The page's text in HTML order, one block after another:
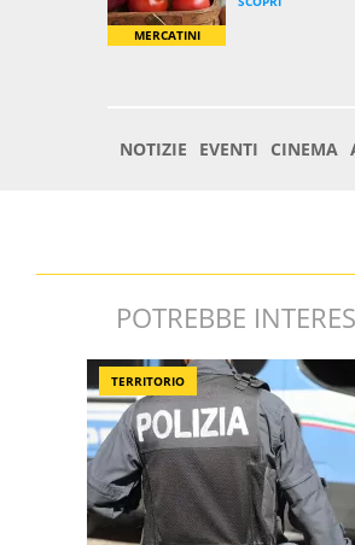
POTREBBE
TERRITORIO